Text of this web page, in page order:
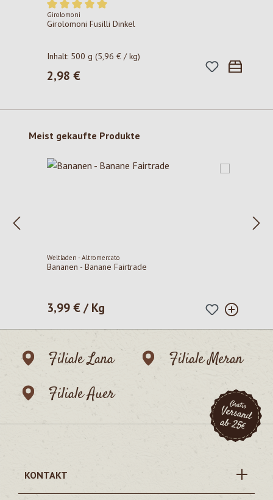
Durchschnittliche Bewertung von 5 von 5 Sternen
Girolomoni
Girolomoni Fusilli Dinkel
Inhalt: 500 g(5,96 € / kg)
Regulärer Preis:
2,98 €
Produktgalerie überspringen
Meist gekaufte Produkte
Weltladen - Altromercato
Bananen - Banane Fairtrade
Regulärer Preis:
3,99 € / Kg
Filiale Lana
Filiale Meran
Filiale Auer
KONTAKT